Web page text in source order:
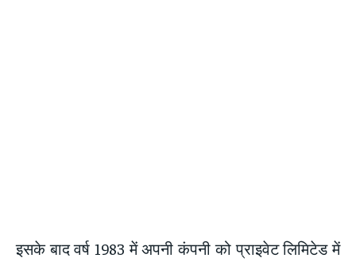
इसके बाद वर्ष 1983 में अपनी कंपनी को प्राइवेट लिमिटेड में